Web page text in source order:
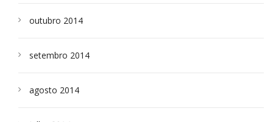
outubro 2014
setembro 2014
agosto 2014